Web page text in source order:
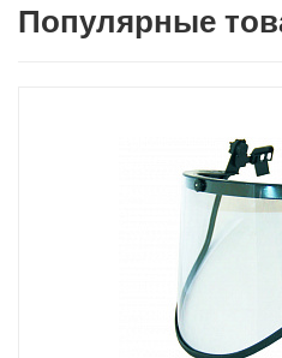
Популярные